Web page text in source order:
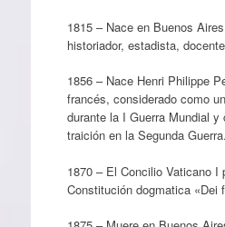
1815 – Nace en Buenos
historiador, estadista,
1856 – Nace Henri Philippe
francés, considerado como
durante la I Guerra Mundial y
traición en la Segunda Guerra.
1870 – El Concilio Vaticano I
Constitución dogmatica «Dei